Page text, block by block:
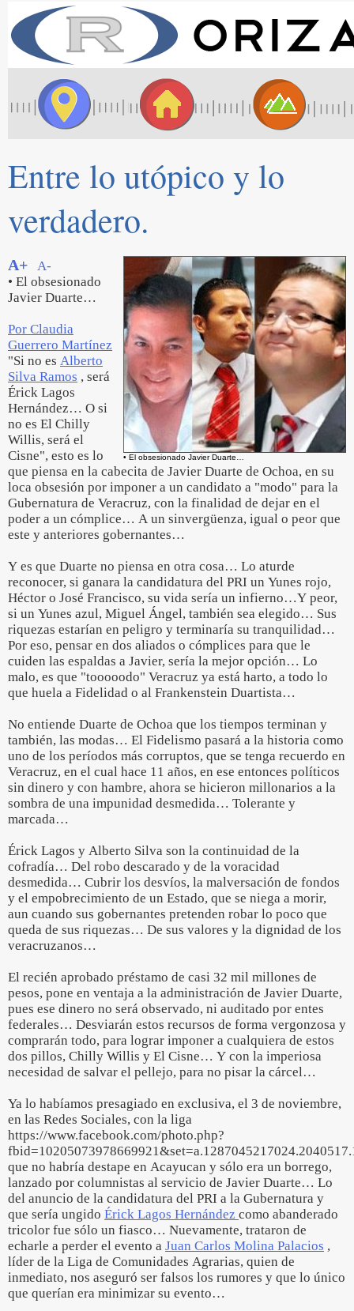
Entre lo utópico y lo
verdadero.
• El obsesionado Javier Duarte…
A+
A-
• El obsesionado
Javier Duarte…
Por Claudia
Guerrero Martínez
"Si no es Alberto
Silva Ramos , será
Érick Lagos
Hernández… O si
no es El Chilly
Willis, será el
Cisne", esto es lo
que piensa en la cabecita de Javier Duarte de Ochoa, en su
loca obsesión por imponer a un candidato a "modo" para la
Gubernatura de Veracruz, con la finalidad de dejar en el
poder a un cómplice… A un sinvergüenza, igual o peor que
este y anteriores gobernantes…
Y es que Duarte no piensa en otra cosa… Lo aturde
reconocer, si ganara la candidatura del PRI un Yunes rojo,
Héctor o José Francisco, su vida sería un infierno…Y peor,
si un Yunes azul, Miguel Ángel, también sea elegido… Sus
riquezas estarían en peligro y terminaría su tranquilidad…
Por eso, pensar en dos aliados o cómplices para que le
cuiden las espaldas a Javier, sería la mejor opción… Lo
malo, es que "tooooodo" Veracruz ya está harto, a todo lo
que huela a Fidelidad o al Frankenstein Duartista…
No entiende Duarte de Ochoa que los tiempos terminan y
también, las modas… El Fidelismo pasará a la historia como
uno de los períodos más corruptos, que se tenga recuerdo en
Veracruz, en el cual hace 11 años, en ese entonces políticos
sin dinero y con hambre, ahora se hicieron millonarios a la
sombra de una impunidad desmedida… Tolerante y
marcada…
Érick Lagos y Alberto Silva son la continuidad de la
cofradía… Del robo descarado y de la voracidad
desmedida… Cubrir los desvíos, la malversación de fondos
y el empobrecimiento de un Estado, que se niega a morir,
aun cuando sus gobernantes pretenden robar lo poco que
queda de sus riquezas… De sus valores y la dignidad de los
veracruzanos…
El recién aprobado préstamo de casi 32 mil millones de
pesos, pone en ventaja a la administración de Javier Duarte,
pues ese dinero no será observado, ni auditado por entes
federales… Desviarán estos recursos de forma vergonzosa y
comprarán todo, para lograr imponer a cualquiera de estos
dos pillos, Chilly Willis y El Cisne… Y con la imperiosa
necesidad de salvar el pellejo, para no pisar la cárcel…
Ya lo habíamos presagiado en exclusiva, el 3 de noviembre,
en las Redes Sociales, con la liga
https://www.facebook.com/photo.php?
que no habría destape en Acayucan y sólo era un borrego,
lanzado por columnistas al servicio de Javier Duarte… Lo
del anuncio de la candidatura del PRI a la Gubernatura y
que sería ungido Érick Lagos Hernández como abanderado
tricolor fue sólo un fiasco… Nuevamente, trataron de
echarle a perder el evento a Juan Carlos Molina Palacios ,
líder de la Liga de Comunidades Agrarias, quien de
inmediato, nos aseguró ser falsos los rumores y que lo único
que querían era minimizar su evento…